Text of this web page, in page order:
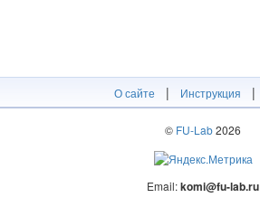
О сайте | Инструкция |
© FU-Lab2026
Email:komi@fu-lab.ru